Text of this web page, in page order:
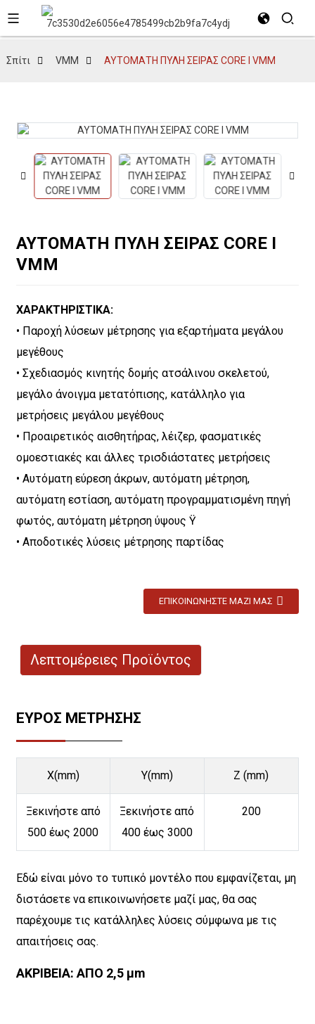
Σπίτι VMM ΑΥΤΟΜΑΤΗ ΠΥΛΗ ΣΕΙΡΑΣ CORE I VMM
ΑΥΤΟΜΑΤΗ ΠΥΛΗ ΣΕΙΡΑΣ CORE I
VMM
ΧΑΡΑΚΤΗΡΙΣΤΙΚΑ:
• Παροχή λύσεων μέτρησης για εξαρτήματα μεγάλου
μεγέθους
• Σχεδιασμός κινητής δομής ατσάλινου σκελετού,
μεγάλο άνοιγμα μετατόπισης, κατάλληλο για
μετρήσεις μεγάλου μεγέθους
• Προαιρετικός αισθητήρας, λέιζερ, φασματικές
ομοεστιακές και άλλες τρισδιάστατες μετρήσεις
• Αυτόματη εύρεση άκρων, αυτόματη μέτρηση,
αυτόματη εστίαση, αυτόματη προγραμματισμένη πηγή
φωτός, αυτόματη μέτρηση ύψους Ÿ
• Αποδοτικές λύσεις μέτρησης παρτίδας
ΕΠΙΚΟΙΝΩΝΉΣΤΕ ΜΑΖΊ ΜΑΣ
Λεπτομέρειες Προϊόντος
ΕΥΡΟΣ ΜΕΤΡΗΣΗΣ
X(mm) Y(mm) Ζ (mm)
Ξεκινήστε από
500 έως 2000
Ξεκινήστε από
400 έως 3000
200
Εδώ είναι μόνο το τυπικό μοντέλο που εμφανίζεται, μη
διστάσετε να επικοινωνήσετε μαζί μας, θα σας
παρέχουμε τις κατάλληλες λύσεις σύμφωνα με τις
απαιτήσεις σας.
ΑΚΡΙΒΕΙΑ: ΑΠΟ 2,5 μm